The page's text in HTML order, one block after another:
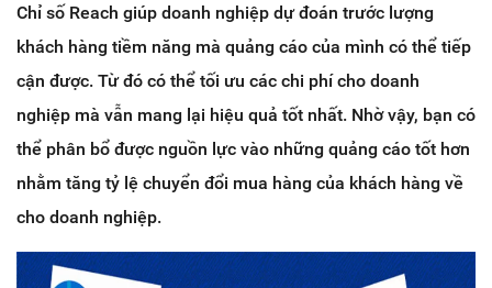
Chỉ số Reach giúp doanh nghiệp dự đoán trước lượng
khách hàng tiềm năng mà quảng cáo của mình có thể tiếp
cận được. Từ đó có thể tối ưu các chi phí cho doanh
nghiệp mà vẫn mang lại hiệu quả tốt nhất. Nhờ vậy, bạn có
thể phân bổ được nguồn lực vào những quảng cáo tốt hơn
nhằm tăng tỷ lệ chuyển đổi mua hàng của khách hàng về
cho doanh nghiệp.